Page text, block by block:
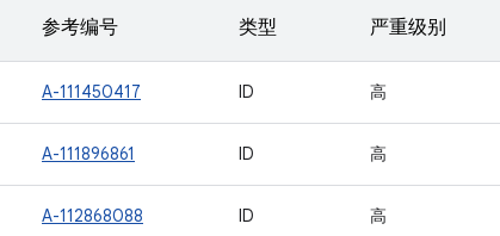
参考编号 类型 严重级别
A-111450417 ID 高
A-111896861 ID 高
A-112868088 ID 高